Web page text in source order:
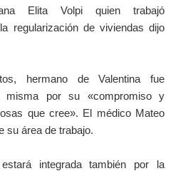
Elita Volpi quien trabajó
regularización de viviendas dijo
hermano de Valentina fue
misma por su «compromiso y
que cree». El médico Mateo
su área de trabajo.
integrada también por la